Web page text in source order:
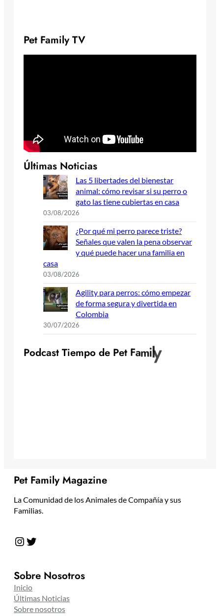
Pet Family TV
Últimas Noticias
Las 5 libertades del bienestar
animal: cómo revisar si su perro o
gato las tiene cubiertas en casa
03/08/2026
¿Por qué mi perro parece triste?
Señales que valen la pena observar
y qué puede hacer una familia en
casa
03/08/2026
Agility para perros: cómo empezar
de forma segura y divertida en
Colombia
30/07/2026
Podcast Tiempo de Pet Family
Pet Family Magazine
La Comunidad de los Animales de Compañía y sus
Familias.
Instagram Twitter
Sobre Nosotros
Inicio
Últimas Noticias
Sobre nosotros